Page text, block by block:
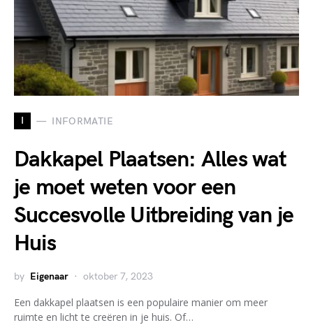
I INFORMATIE
Dakkapel Plaatsen: Alles wat
je moet weten voor een
Succesvolle Uitbreiding van je
Huis
by Eigenaar oktober 7, 2023
Een dakkapel plaatsen is een populaire manier om meer
ruimte en licht te creëren in je huis. Of…